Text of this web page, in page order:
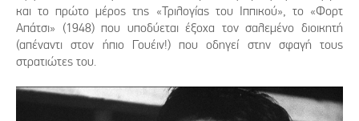
και το πρώτο μέρος της «Τριλογίας του Ιππικού», το «Φορτ
Απάτσι» (1948) που υποδύεται έξοχα τον σαλεμένο διοικητή
(απέναντι στον ήπιο Γουέιν!) που οδηγεί στην σφαγή τους
στρατιώτες του.